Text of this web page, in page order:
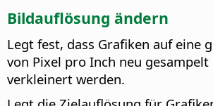
Bildauflösung ändern
Legt fest, dass Grafiken auf eine
von Pixel pro Inch neu gesampelt
verkleinert werden.